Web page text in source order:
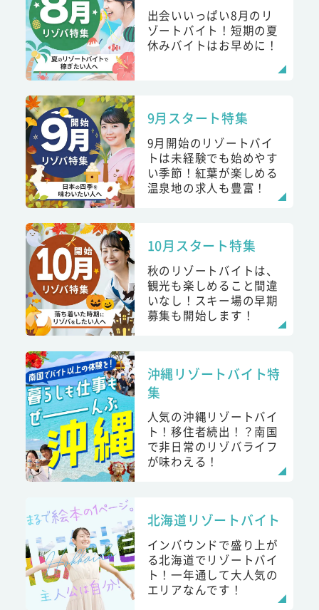
出会いいっぱい8月のリ
ゾートバイト！短期の夏
休みバイトはお早めに！
9月スタート特集
9月開始のリゾートバイ
トは未経験でも始めやす
い季節！紅葉が楽しめる
温泉地の求人も豊富！
10月スタート特集
秋のリゾートバイトは、
観光も楽しめること間違
いなし！スキー場の早期
募集も開始します！
沖縄リゾートバイト特
集
人気の沖縄リゾートバイ
ト！移住者続出！？南国
で非日常のリゾバライフ
が味わえる！
北海道リゾートバイト
インバウンドで盛り上が
る北海道でリゾートバイ
ト！一年通して大人気の
エリアなんです！